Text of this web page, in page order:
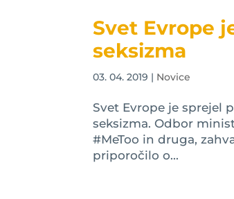
Svet Evrope
seksizma
03. 04. 2019 | Novice
Svet Evrope je sprejel
seksizma. Odbor
#MeToo in druga,
priporočilo o...